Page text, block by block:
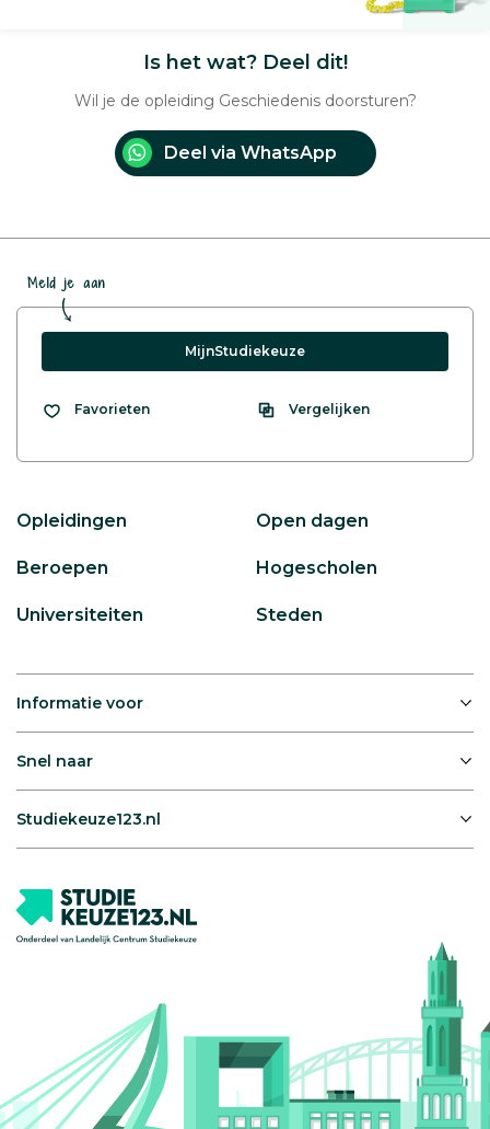
Is het wat? Deel dit!
Wil je de opleiding Geschiedenis doorsturen?
Deel via WhatsApp
Meld je aan
MijnStudiekeuze
Favorieten Vergelijken
Opleidingen Open dagen
Beroepen Hogescholen
Universiteiten Steden
Informatie voor
Snel naar
Studiekeuze123.nl